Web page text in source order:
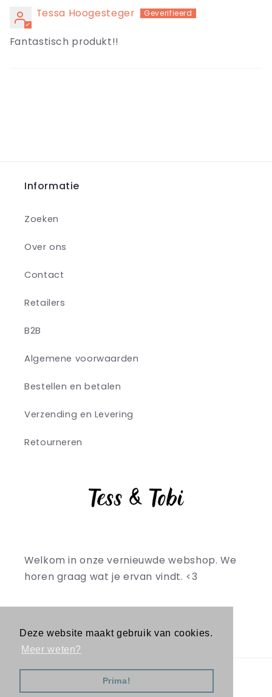
Deze website maakt gebruik van cookies.
Meer weten?
Prima!
Tessa Hoogesteger
Fantastisch produkt!!
Informatie
Zoeken
Over ons
Contact
Retailers
B2B
Algemene voorwaarden
Bestellen en betalen
Verzending en Levering
Retourneren
Welkom in onze vernieuwde webshop. We
horen graag wat je ervan vindt. <3
FacebookInstagram
Betaalmethoden